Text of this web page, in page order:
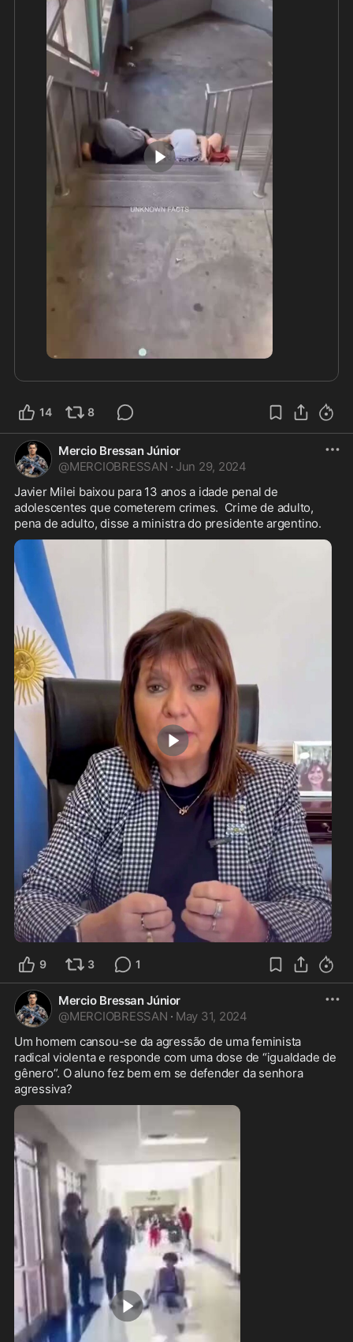
14 8
Mercio Bressan Júnior
@MERCIOBRESSAN · Jun 29, 2024
Javier Milei baixou para 13 anos a idade penal de
adolescentes que cometerem crimes.  Crime de adulto,
pena de adulto, disse a ministra do presidente argentino.
0:44
9 3 1
Mercio Bressan Júnior
@MERCIOBRESSAN · May 31, 2024
Um homem cansou-se da agressão de uma feminista
radical violenta e responde com uma dose de “igualdade de
gênero”. O aluno fez bem em se defender da senhora
agressiva?